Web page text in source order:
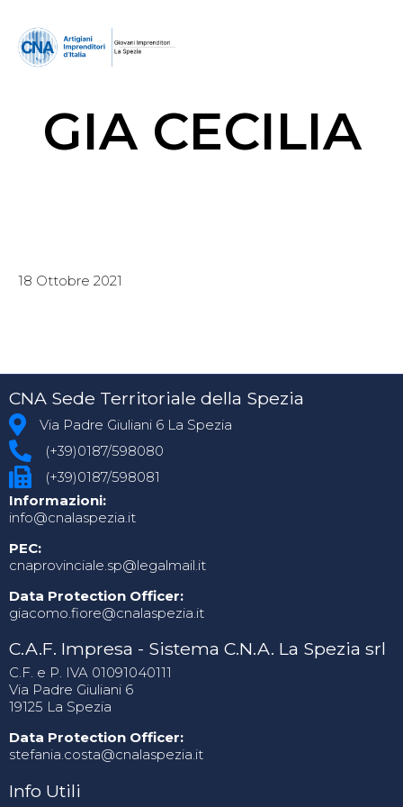
GIA CECILIA
18 Ottobre 2021
CNA Sede Territoriale della Spezia
Via Padre Giuliani 6 La Spezia
(+39)0187/598080
(+39)0187/598081
Informazioni:
info@cnalaspezia.it
PEC:
cnaprovinciale.sp@legalmail.it
Data Protection Officer:
giacomo.fiore@cnalaspezia.it
C.A.F. Impresa - Sistema C.N.A. La Spezia srl
C.F. e P. IVA 01091040111
Via Padre Giuliani 6
19125 La Spezia
Data Protection Officer:
stefania.costa@cnalaspezia.it
Info Utili